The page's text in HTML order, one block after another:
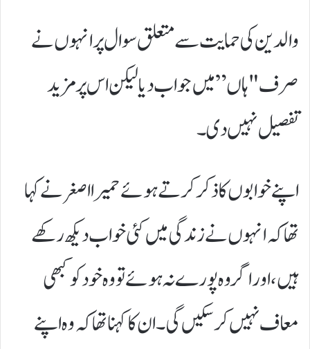
والدین کی حمایت سے متعلق سوال پر انہوں نے
صرف "ہاں” میں جواب دیا لیکن اس پر مزید
تفصیل نہیں دی۔
اپنے خوابوں کا ذکر کرتے ہوئے حمیرا اصغر نے کہا
تھا کہ انہوں نے زندگی میں کئی خواب دیکھ رکھے
ہیں، اور اگر وہ پورے نہ ہوئے تو وہ خود کو کبھی
معاف نہیں کر سکیں گی۔ ان کا کہنا تھا کہ وہ اپنے